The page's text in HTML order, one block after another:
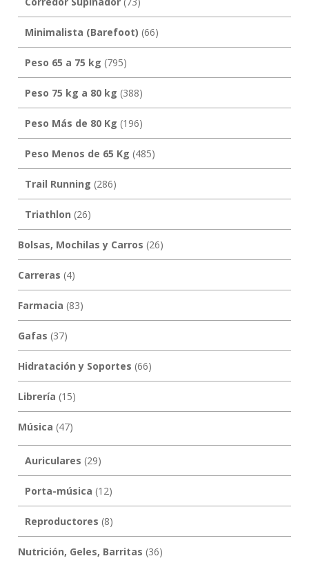
Minimalista (Barefoot) (66)
Peso 65 a 75 kg (795)
Peso 75 kg a 80 kg (388)
Peso Más de 80 Kg (196)
Peso Menos de 65 Kg (485)
Trail Running (286)
Triathlon (26)
Bolsas, Mochilas y Carros (26)
Carreras (4)
Farmacia (83)
Gafas (37)
Hidratación y Soportes (66)
Librería (15)
Música (47)
Auriculares (29)
Porta-música (12)
Reproductores (8)
Nutrición, Geles, Barritas (36)